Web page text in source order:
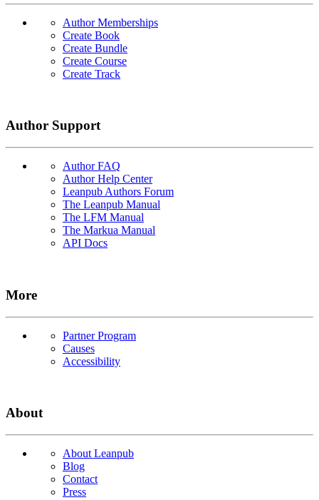
Author Memberships
Create Book
Create Bundle
Create Course
Create Track
Author Support
Author FAQ
Author Help Center
Leanpub Authors Forum
The Leanpub Manual
The LFM Manual
The Markua Manual
API Docs
More
Partner Program
Causes
Accessibility
About
About Leanpub
Blog
Contact
Press